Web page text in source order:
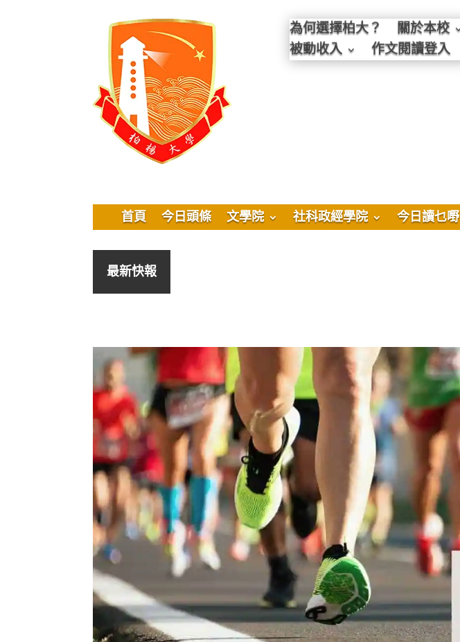
為何選擇柏大？ 關於本校
被動收入
作文閱讀登入
首頁 今日頭條 文學院 社科政經學院 今日讀乜嘢
最新快報